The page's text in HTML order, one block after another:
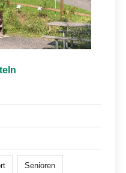
Senioren